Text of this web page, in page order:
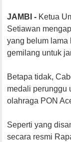
JAMBI - Ketua
Setiawan
yang belum lama
gemilang untuk
Betapa tidak,
medali perunggu
olahraga PON
Seperti yang
secara resmi